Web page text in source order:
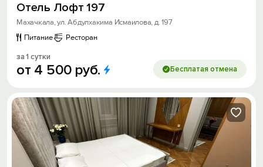
Отель Лофт 197
Махачкала, ул. Абдулхакима Исмаилова, д. 197
Питание
Ресторан
за 1 сутки
от 4 500 руб. Бесплатая отмена